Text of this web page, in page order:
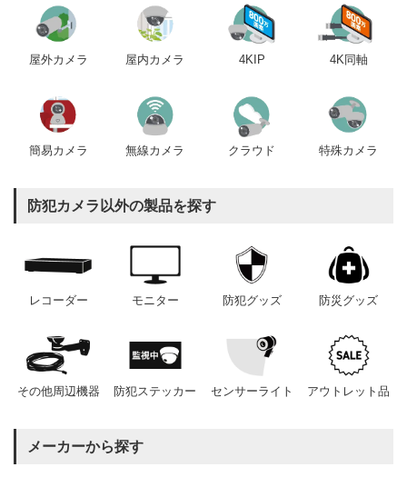
屋外カメラ 屋内カメラ 4KIP 4K同軸
簡易カメラ 無線カメラ クラウド 特殊カメラ
防犯カメラ以外の製品を探す
レコーダー モニター 防犯グッズ 防災グッズ
その他周辺機器 防犯ステッカー センサーライト アウトレット品
メーカーから探す